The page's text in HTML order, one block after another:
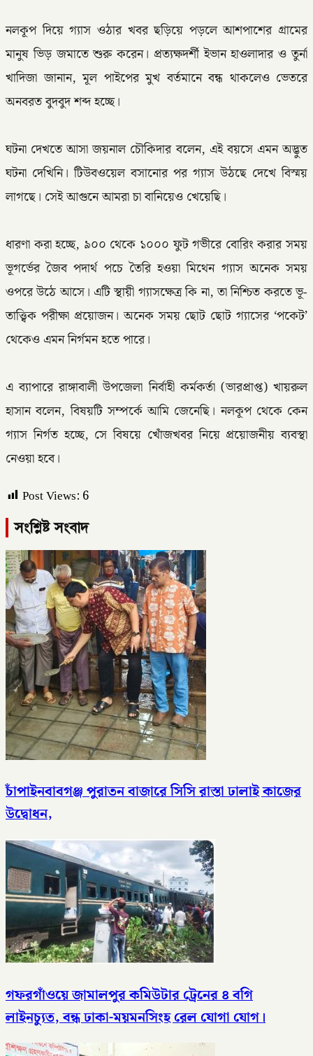
‎নলকূপ দিয়ে গ্যাস ওঠার খবর ছড়িয়ে পড়লে আশপাশের গ্রামের
মানুষ ভিড় জমাতে শুরু করেন। প্রত্যক্ষদর্শী ইভান হাওলাদার ও তুর্না
খাদিজা জানান, মূল পাইপের মুখ বর্তমানে বন্ধ থাকলেও ভেতরে
অনবরত বুদবুদ শব্দ হচ্ছে।
‎ঘটনা দেখতে আসা জয়নাল চৌকিদার বলেন, এই বয়সে এমন অদ্ভুত
ঘটনা দেখিনি। টিউবওয়েল বসানোর পর গ্যাস উঠছে দেখে বিস্ময়
লাগছে। সেই আগুনে আমরা চা বানিয়েও খেয়েছি।
‎ধারণা করা হচ্ছে, ৯০০ থেকে ১০০০ ফুট গভীরে বোরিং করার সময়
ভূগর্ভের জৈব পদার্থ পচে তৈরি হওয়া মিথেন গ্যাস অনেক সময়
ওপরে উঠে আসে। এটি স্থায়ী গ্যাসক্ষেত্র কি না, তা নিশ্চিত করতে ভূ-
তাত্ত্বিক পরীক্ষা প্রয়োজন। অনেক সময় ছোট ছোট গ্যাসের ‘পকেট’
থেকেও এমন নির্গমন হতে পারে।
‎এ ব্যাপারে রাঙ্গাবালী উপজেলা নির্বাহী কর্মকর্তা (ভারপ্রাপ্ত) খায়রুল
হাসান বলেন, বিষয়টি সম্পর্কে আমি জেনেছি। নলকূপ থেকে কেন
গ্যাস নির্গত হচ্ছে, সে বিষয়ে খোঁজখবর নিয়ে প্রয়োজনীয় ব্যবস্থা
নেওয়া হবে।
Post Views: 6
সংশ্লিষ্ট সংবাদ
চাঁপাইনবাবগঞ্জ পুরাতন বাজারে সিসি রাস্তা ঢালাই কাজের
উদ্বোধন,
গফরগাঁওয়ে জামালপুর কমিউটার ট্রেনের ৪ বগি
লাইনচ্যুত, বন্ধ ঢাকা-ময়মনসিংহ রেল যোগা যোগ।